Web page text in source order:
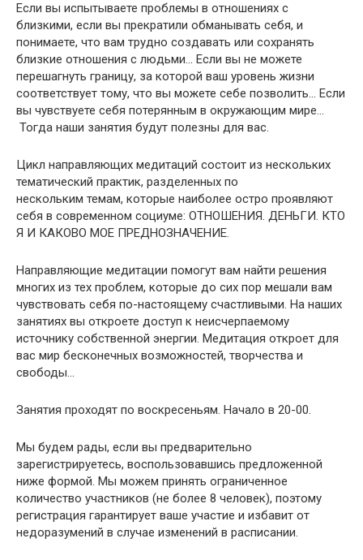
Если вы испытываете проблемы в отношениях с
близкими, если вы прекратили обманывать себя, и
понимаете, что вам трудно создавать или сохранять
близкие отношения с людьми… Если вы не можете
перешагнуть границу, за которой ваш уровень жизни
соответствует тому, что вы можете себе позволить… Если
вы чувствуете себя потерянным в окружающим мире…
Тогда наши занятия будут полезны для вас.
Цикл направляющих медитаций состоит из нескольких
тематический практик, разделенных по
нескольким темам, которые наиболее остро проявляют
себя в современном социуме: ОТНОШЕНИЯ. ДЕНЬГИ. КТО
Я И КАКОВО МОЕ ПРЕДНОЗНАЧЕНИЕ.
Направляющие медитации помогут вам найти решения
многих из тех проблем, которые до сих пор мешали вам
чувствовать себя по-настоящему счастливыми. На наших
занятиях вы откроете доступ к неисчерпаемому
источнику собственной энергии. Медитация откроет для
вас мир бесконечных возможностей, творчества и
свободы…
Занятия проходят по воскресеньям. Начало в 20-00.
Мы будем рады, если вы предварительно
зарегистрируетесь, воспользовавшись предложенной
ниже формой. Мы можем принять ограниченное
количество участников (не более 8 человек), поэтому
регистрация гарантирует ваше участие и избавит от
недоразумений в случае изменений в расписании.